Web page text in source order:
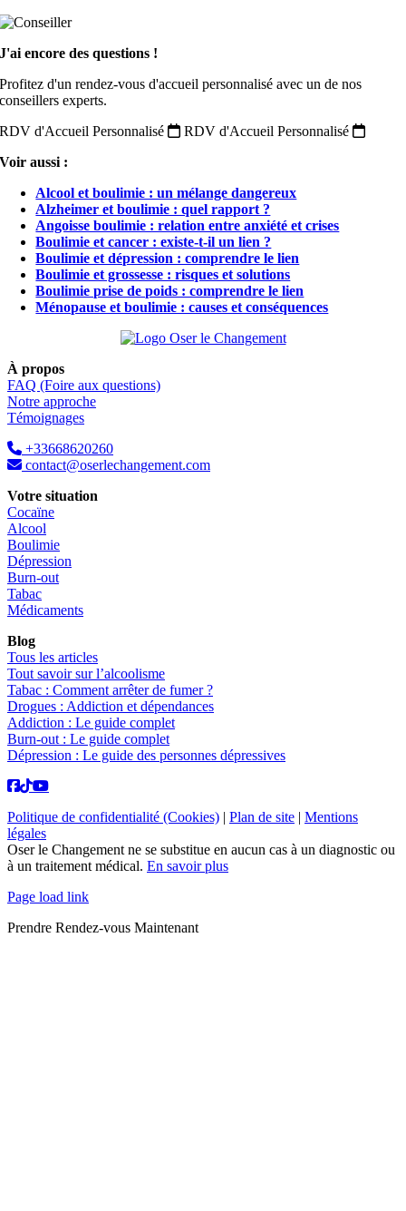
J'ai encore des questions !
Profitez d'un rendez-vous d'accueil personnalisé avec un de nos
conseillers experts.
RDV d'Accueil Personnalisé
RDV d'Accueil Personnalisé
Voir aussi :
Alcool et boulimie : un mélange dangereux
Alzheimer et boulimie : quel rapport ?
Angoisse boulimie : relation entre anxiété et crises
Boulimie et cancer : existe-t-il un lien ?
Boulimie et dépression : comprendre le lien
Boulimie et grossesse : risques et solutions
Boulimie prise de poids : comprendre le lien
Ménopause et boulimie : causes et conséquences
À propos
FAQ (Foire aux questions)
Notre approche
Témoignages
+33668620260
contact@oserlechangement.com
Votre situation
Cocaïne
Alcool
Boulimie
Dépression
Burn-out
Tabac
Médicaments
Blog
Tous les articles
Tout savoir sur l’alcoolisme
Tabac : Comment arrêter de fumer ?
Drogues : Addiction et dépendances
Addiction : Le guide complet
Burn-out : Le guide complet
Dépression : Le guide des personnes dépressives
Politique de confidentialité (Cookies) | Plan de site | Mentions
légales
Oser le Changement ne se substitue en aucun cas à un diagnostic ou
à un traitement médical. En savoir plus
Page load link
Prendre Rendez-vous Maintenant